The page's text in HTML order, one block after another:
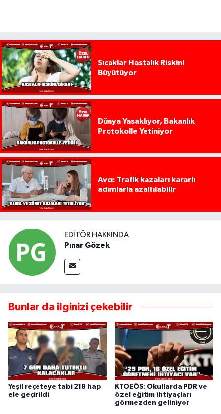
Sıcaklar Hastalık Riskini
Büyütüyor
Dünya Yasaklıyor, Bakanlık
Protokolle Yetiniyor
Avcı: Trafik kazaları kararlı
adımlarla azaltılabilir
EDITÖR HAKKINDA
Pınar Gözek
Bunlar da ilginizi çekebilir
Yeşil reçeteye tabi 218 hap
ele geçirildi
KTOEÖS: Okullarda PDR ve
özel eğitim ihtiyaçları
görmezden geliniyor